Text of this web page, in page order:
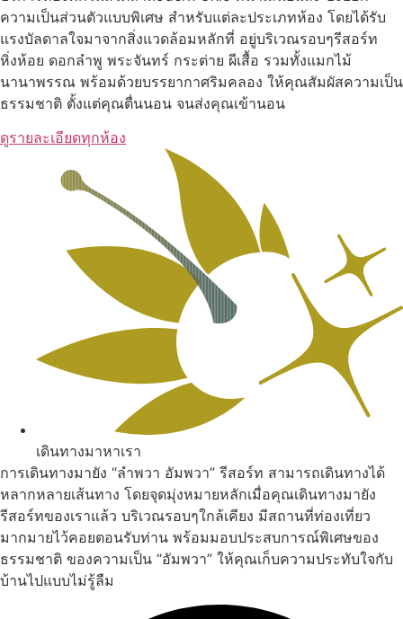
ความเป็นส่วนตัวแบบพิเศษ สำหรับแต่ละประเภทห้อง โดยได้รับ
แรงบัลดาลใจมาจากสิ่งแวดล้อมหลักที่ อยู่บริเวณรอบๆรีสอร์ท
หิ่งห้อย ดอกลำพู พระจันทร์ กระต่าย ผีเสื้อ รวมทั้งแมกไม้
นานาพรรณ พร้อมด้วยบรรยากาศริมคลอง ให้คุณสัมผัสความเป็น
ธรรมชาติ ตั้งแต่คุณตื่นนอน จนส่งคุณเข้านอน
ดูรายละเอียดทุกห้อง
เดินทางมาหาเรา
การเดินทางมายัง “ลำพวา อัมพวา” รีสอร์ท สามารถเดินทางได้
หลากหลายเส้นทาง โดยจุดมุ่งหมายหลักเมื่อคุณเดินทางมายัง
รีสอร์ทของเราแล้ว บริเวณรอบๆใกล้เคียง มีสถานที่ท่องเที่ยว
มากมายไว้คอยตอนรับท่าน พร้อมมอบประสบการณ์พิเศษของ
ธรรมชาติ ของความเป็น “อัมพวา” ให้คุณเก็บความประทับใจกับ
บ้านไปแบบไม่รู้ลืม